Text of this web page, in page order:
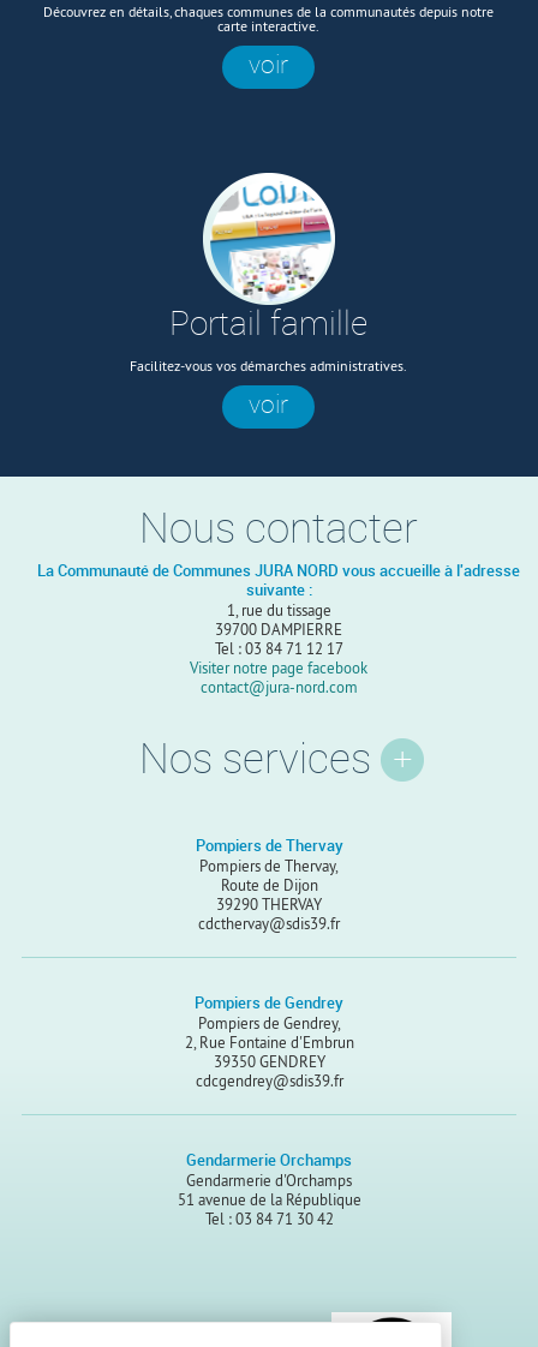
Découvrez en détails, chaques communes de la communautés depuis notre
carte interactive.
voir
Portail famille
Facilitez-vous vos démarches administratives.
voir
Nous contacter
La Communauté de Communes JURA NORD vous accueille à l'adresse
suivante :
1, rue du tissage
39700 DAMPIERRE
Tel : 03 84 71 12 17
Visiter notre page facebook
contact@jura-nord.com
Nos services
Pompiers de Thervay
Pompiers de Thervay,
Route de Dijon
39290 THERVAY
cdcthervay@sdis39.fr
Pompiers de Gendrey
Pompiers de Gendrey,
2, Rue Fontaine d'Embrun
39350 GENDREY
cdcgendrey@sdis39.fr
Gendarmerie Orchamps
Gendarmerie d'Orchamps
51 avenue de la République
Tel : 03 84 71 30 42